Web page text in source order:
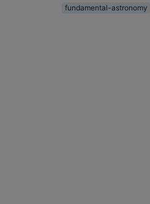
fundamental-astronomy